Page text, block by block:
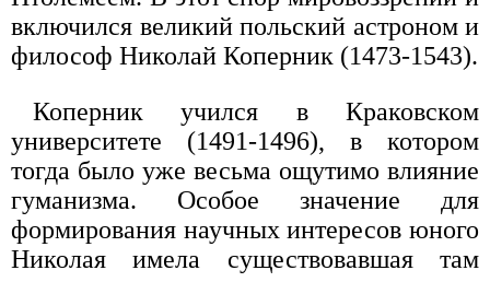
включился великий польский астроном и
философ Николай Коперник (1473-1543).
Коперник учился в Краковском
университете (1491-1496), в котором
тогда было уже весьма ощутимо влияние
гуманизма. Особое значение для
формирования научных интересов юного
Николая имела существовавшая там